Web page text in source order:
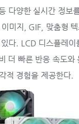
다양한 실시간 정보
미지, GIF, 맞춤형
다. LCD 디스플레이
더 빠른 반응 속도와
적 경험을 제공한다.